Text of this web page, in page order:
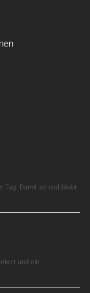
Tag. Damit ist und bleibt
und ein